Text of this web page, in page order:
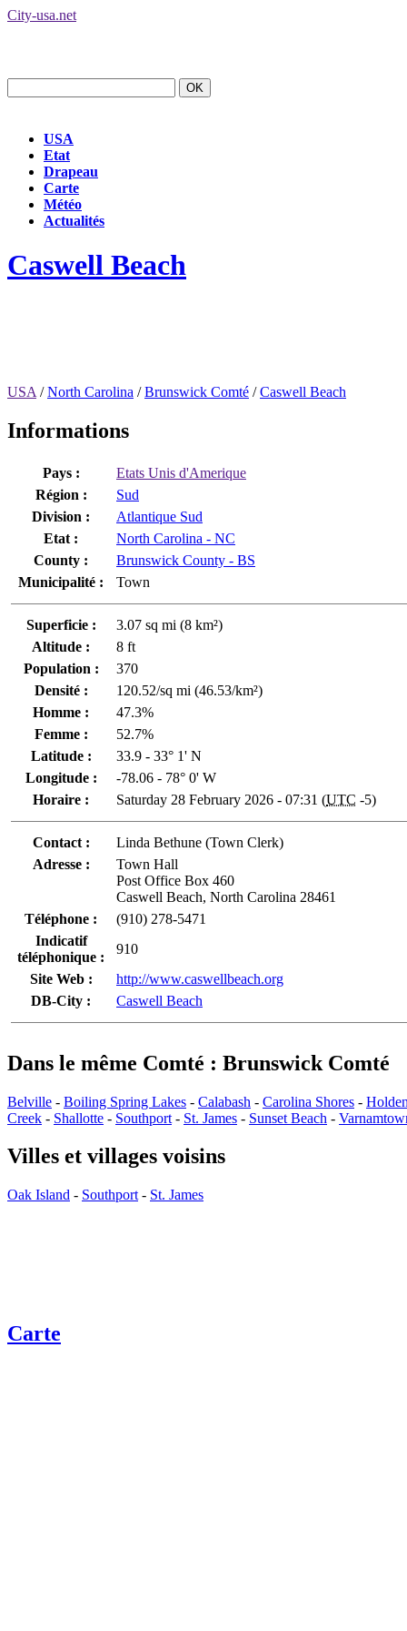
City-usa.net
USA
Etat
Drapeau
Carte
Météo
Actualités
Caswell Beach
USA /North Carolina /Brunswick Comté /Caswell Beach
Informations
Pays :
Etats Unis d'Amerique
Région :
Sud
Division :
Atlantique Sud
Etat :
North Carolina - NC
County :
Brunswick County - BS
Municipalité :
Town
Superficie :
3.07 sq mi (8 km²)
Altitude :
8 ft
Population :
370
Densité :
120.52/sq mi (46.53/km²)
Homme :
47.3%
Femme :
52.7%
Latitude :
33.9 - 33° 1' N
Longitude :
-78.06 - 78° 0' W
Horaire :
Saturday 28 February 2026 - 07:31 (UTC -5)
Contact :
Linda Bethune (Town Clerk)
Adresse :
Town Hall
Post Office Box 460
Caswell Beach, North Carolina 28461
Téléphone :
(910) 278-5471
Indicatif
téléphonique :
910
Site Web :
http://www.caswellbeach.org
DB-City :
Caswell Beach
Dans le même Comté : Brunswick Comté
Belville - Boiling Spring Lakes - Calabash - Carolina Shores -
Creek - Shallotte - Southport - St. James - Sunset Beach -
Villes et villages voisins
Oak Island - Southport - St. James
Carte